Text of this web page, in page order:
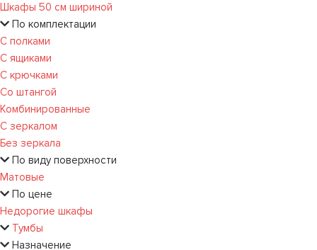
Шкафы 50 см шириной
По комплектации
С полками
С ящиками
С крючками
Со штангой
Комбинированные
С зеркалом
Без зеркала
По виду поверхности
Матовые
По цене
Недорогие шкафы
Тумбы
Назначение